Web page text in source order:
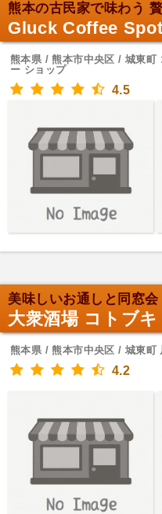
Gluck Coffee Spot
熊本県 / 熊本市中央区 / 城東町
ー ショップ
4.5
美味しいお通しと同窓会
大衆酒場 コトブキ
熊本県 / 熊本市中央区 / 城東町
4.2